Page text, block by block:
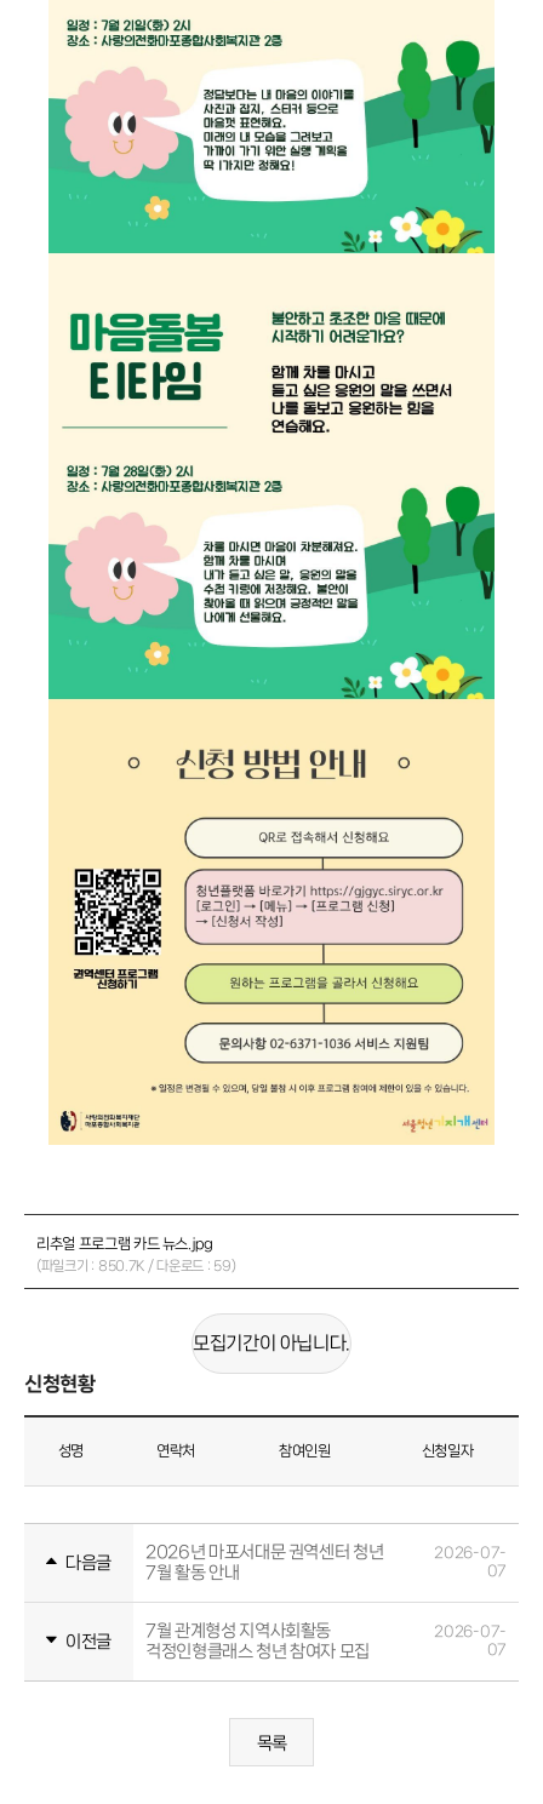
리추얼 프로그램 카드 뉴스.jpg
(파일크기 : 850.7K / 다운로드 : 59)
모집기간이 아닙니다.
신청현황
성명 연락처 참여인원 신청일자
다음글
2026년 마포서대문 권역센터 청년
7월 활동 안내
2026-07-
07
이전글
7월 관계형성 지역사회활동
걱정인형클래스 청년 참여자 모집
2026-07-
07
목록